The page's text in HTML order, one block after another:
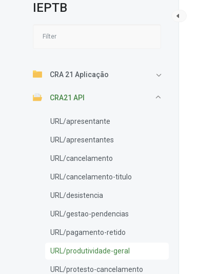
IEPTB
CRA 21 Aplicação
CRA21 API
URL/apresentante
URL/apresentantes
URL/cancelamento
URL/cancelamento-titulo
URL/desistencia
URL/gestao-pendencias
URL/pagamento-retido
URL/produtividade-geral
URL/protesto-cancelamento